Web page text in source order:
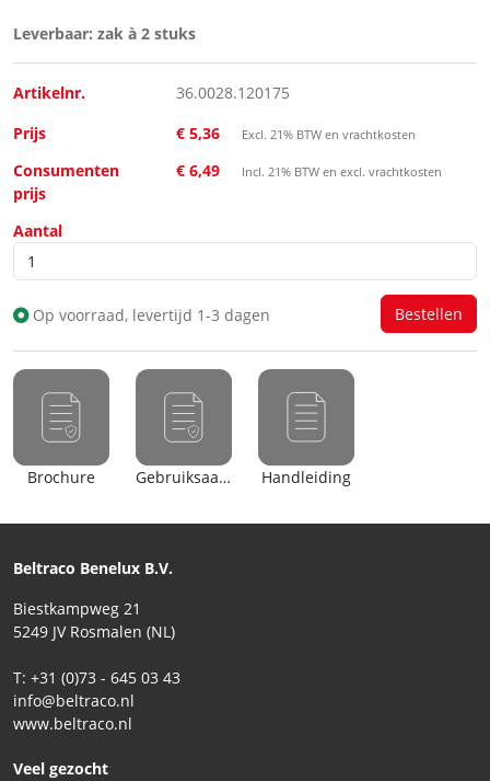
Leverbaar: zak à 2 stuks
Artikelnr.
36.0028.120175
Prijs
€ 5,36 Excl. 21% BTW en vrachtkosten
Consumenten
prijs
€ 6,49 Incl. 21% BTW en excl. vrachtkosten
Aantal
Op voorraad, levertijd 1-3 dagen
Brochure Gebruiksaanwijzing Handleiding
Beltraco Benelux B.V.
Biestkampweg 21
5249 JV Rosmalen (NL)
T: +31 (0)73 - 645 03 43
info@beltraco.nl
www.beltraco.nl
Veel gezocht